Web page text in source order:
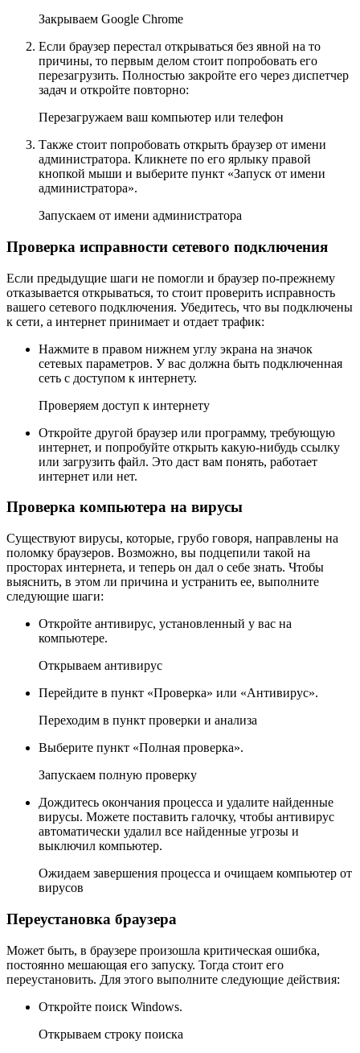
Закрываем Google Chrome
Если браузер перестал открываться без явной на то
причины, то первым делом стоит попробовать его
перезагрузить. Полностью закройте его через диспетчер
задач и откройте повторно:
Перезагружаем ваш компьютер или телефон
Также стоит попробовать открыть браузер от имени
администратора. Кликнете по его ярлыку правой
кнопкой мыши и выберите пункт «Запуск от имени
администратора».
Запускаем от имени администратора
Проверка исправности сетевого подключения
Если предыдущие шаги не помогли и браузер по-прежнему
отказывается открываться, то стоит проверить исправность
вашего сетевого подключения. Убедитесь, что вы подключены
к сети, а интернет принимает и отдает трафик:
Нажмите в правом нижнем углу экрана на значок
сетевых параметров. У вас должна быть подключенная
сеть с доступом к интернету.
Проверяем доступ к интернету
Откройте другой браузер или программу, требующую
интернет, и попробуйте открыть какую-нибудь ссылку
или загрузить файл. Это даст вам понять, работает
интернет или нет.
Проверка компьютера на вирусы
Существуют вирусы, которые, грубо говоря, направлены на
поломку браузеров. Возможно, вы подцепили такой на
просторах интернета, и теперь он дал о себе знать. Чтобы
выяснить, в этом ли причина и устранить ее, выполните
следующие шаги:
Откройте антивирус, установленный у вас на
компьютере.
Открываем антивирус
Перейдите в пункт «Проверка» или «Антивирус».
Переходим в пункт проверки и анализа
Выберите пункт «Полная проверка».
Запускаем полную проверку
Дождитесь окончания процесса и удалите найденные
вирусы. Можете поставить галочку, чтобы антивирус
автоматически удалил все найденные угрозы и
выключил компьютер.
Ожидаем завершения процесса и очищаем компьютер от
вирусов
Переустановка браузера
Может быть, в браузере произошла критическая ошибка,
постоянно мешающая его запуску. Тогда стоит его
переустановить. Для этого выполните следующие действия:
Откройте поиск Windows.
Открываем строку поиска